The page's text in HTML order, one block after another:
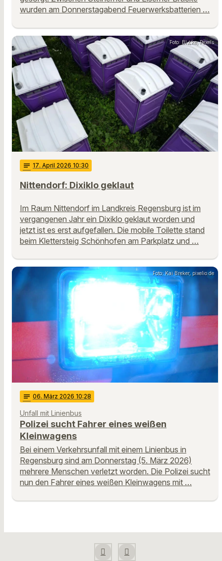
wurden am Donnerstagabend Feuerwerksbatterien …
Foto: Bl∡ke, Pexels
notes 17. April 2026 10:30
Nittendorf: Dixiklo geklaut
Im Raum Nittendorf im Landkreis Regensburg ist im
vergangenen Jahr ein Dixiklo geklaut worden und
jetzt ist es erst aufgefallen. Die mobile Toilette stand
beim Klettersteig Schönhofen am Parkplatz und …
Foto: Kai Breker, pixelio.de
notes 06. März 2026 10:28
Unfall mit Linienbus
Polizei sucht Fahrer eines weißen
Kleinwagens
Bei einem Verkehrsunfall mit einem Linienbus in
Regensburg sind am Donnerstag (5. März 2026)
mehrere Menschen verletzt worden. Die Polizei sucht
nun den Fahrer eines weißen Kleinwagens mit …